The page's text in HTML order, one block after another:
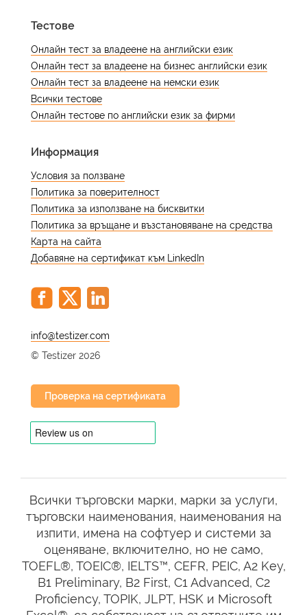
подобрение, а документирано
към друго.
можете да се справите с тези задачи
с лекота – не перфектно, но без
значително усилие. Структурираният
тест потвърждава дали тази
самооценка е точна, преди да се
запишете за официален изпит или
Тестове
Онлайн тест за владеене на английски език
Онлайн тест за владеене на бизнес английски език
Онлайн тест за владеене на немски език
Всички тестове
Онлайн тестове по английски език за фирми
Информация
Условия за ползване
Политика за поверителност
Политика за използване на бисквитки
Политика за връщане и възстановяване на средства
Карта на сайта
Добавяне на сертификат към LinkedIn
@
© Testizer 2026
Проверка на сертификата
Всички търговски марки, марки за услуги,
търговски наименования, наименования на
изпити, имена на софтуер и системи за
оценяване, включително, но не само,
TOEFL®, TOEIC®, IELTS™, CEFR, PEIC, A2 Key,
B1 Preliminary, B2 First, C1 Advanced, C2
Proficiency, TOPIK, JLPT, HSK и Microsoft